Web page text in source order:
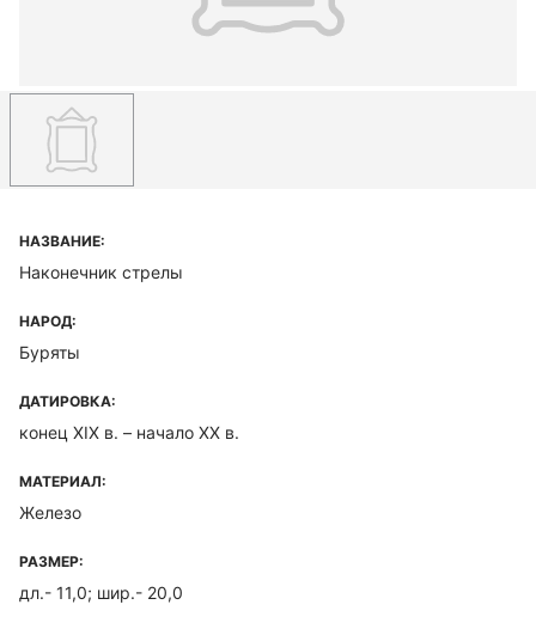
НАЗВАНИЕ:
Наконечник стрелы
НАРОД:
Буряты
ДАТИРОВКА:
конец XIX в. – начало XX в.
МАТЕРИАЛ:
Железо
РАЗМЕР:
дл.- 11,0; шир.- 20,0